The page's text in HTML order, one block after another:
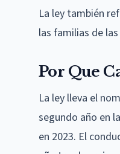
La ley también
las familias de
Por Que
La ley lleva el
segundo año en
en 2023. El